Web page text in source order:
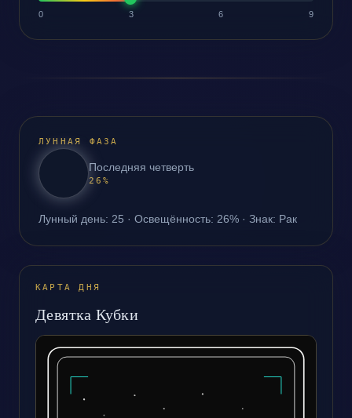
0 3 6 9
ЛУННАЯ ФАЗА
Последняя четверть
26%
Лунный день: 25 · Освещённость: 26% · Знак: Рак
КАРТА ДНЯ
Девятка Кубки